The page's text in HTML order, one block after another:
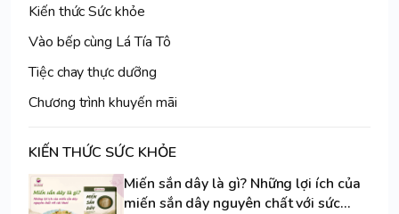
Kiến thức Sức khỏe
Vào bếp cùng Lá Tía Tô
Tiệc chay thực dưỡng
Chương trình khuyến mãi
KIẾN THỨC SỨC KHỎE
Miến sắn dây là gì? Những lợi ích của
miến sắn dây nguyên chất với sức